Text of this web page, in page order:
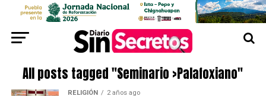
All posts tagged "Seminario >Palafoxiano"
RELIGIÓN 2 años ago